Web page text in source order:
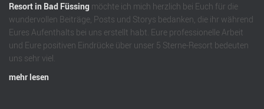
Resort in Bad Füssing möchte ich mich herzlich bei Euch für die
wundervollen Beiträge, Posts und Storys bedanken, die ihr während
Eures Aufenthalts bei uns erstellt habt. Eure professionelle Arbeit
und Eure positiven Eindrücke über unser 5 Sterne-Resort bedeuten
uns sehr viel.
mehr lesen